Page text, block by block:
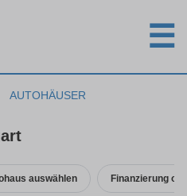
☰
AUTOHÄUSER
auswählen Finanzierung